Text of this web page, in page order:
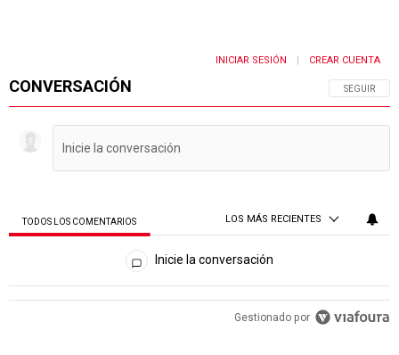
CONVERSACIÓN SIGA ESTA
SEGUIR
INICIAR SESIÓN CREAR CUENTA
TODOS LOS COMENTARIOS LOS MÁS RECIENTES
Todos los comentarios
Inicie la conversación